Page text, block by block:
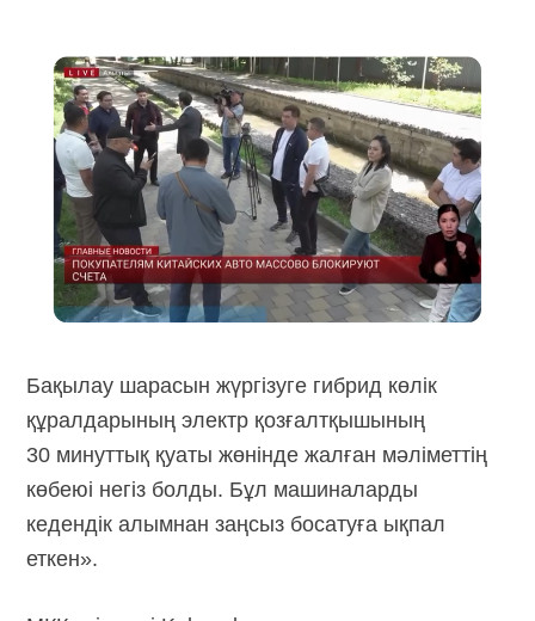
Бақылау шарасын жүргізуге гибрид көлік
құралдарының электр қозғалтқышының
30 минуттық қуаты жөнінде жалған мәліметтің
көбеюі негіз болды. Бұл машиналарды
кедендік алымнан заңсыз босатуға ықпал
еткен».